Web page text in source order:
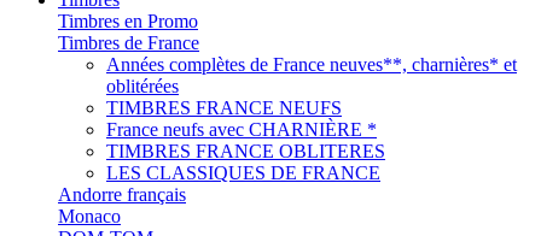
Timbres en Promo
Timbres de France
Années complètes de France neuves**, charnières* et
oblitérées
TIMBRES FRANCE NEUFS
France neufs avec CHARNIÈRE *
TIMBRES FRANCE OBLITERES
LES CLASSIQUES DE FRANCE
Andorre français
Monaco